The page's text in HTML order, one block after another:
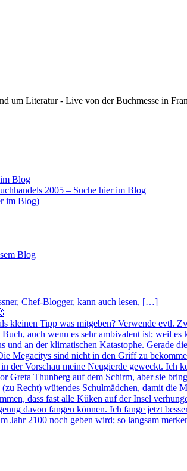
um Literatur - Live von der Buchmesse in
Blog
2005 – Suche hier im Blog
im Blog)
Blog
Chef-Blogger, kann auch lesen, […]
kleinen Tipp was mitgeben? Verwende evtl.
Buch, auch wenn es sehr ambivalent ist; weil
und an der klimatischen Katastophe. Gerade
Megacitys sind nicht in den Griff zu
der Vorschau meine Neugierde geweckt. Ich
Greta Thunberg auf dem Schirm, aber sie
Recht) wütendes Schulmädchen, damit
dass fast alle Küken auf der Insel
davon fangen können. Ich fange jetzt
Jahr 2100 noch geben wird; so langsam